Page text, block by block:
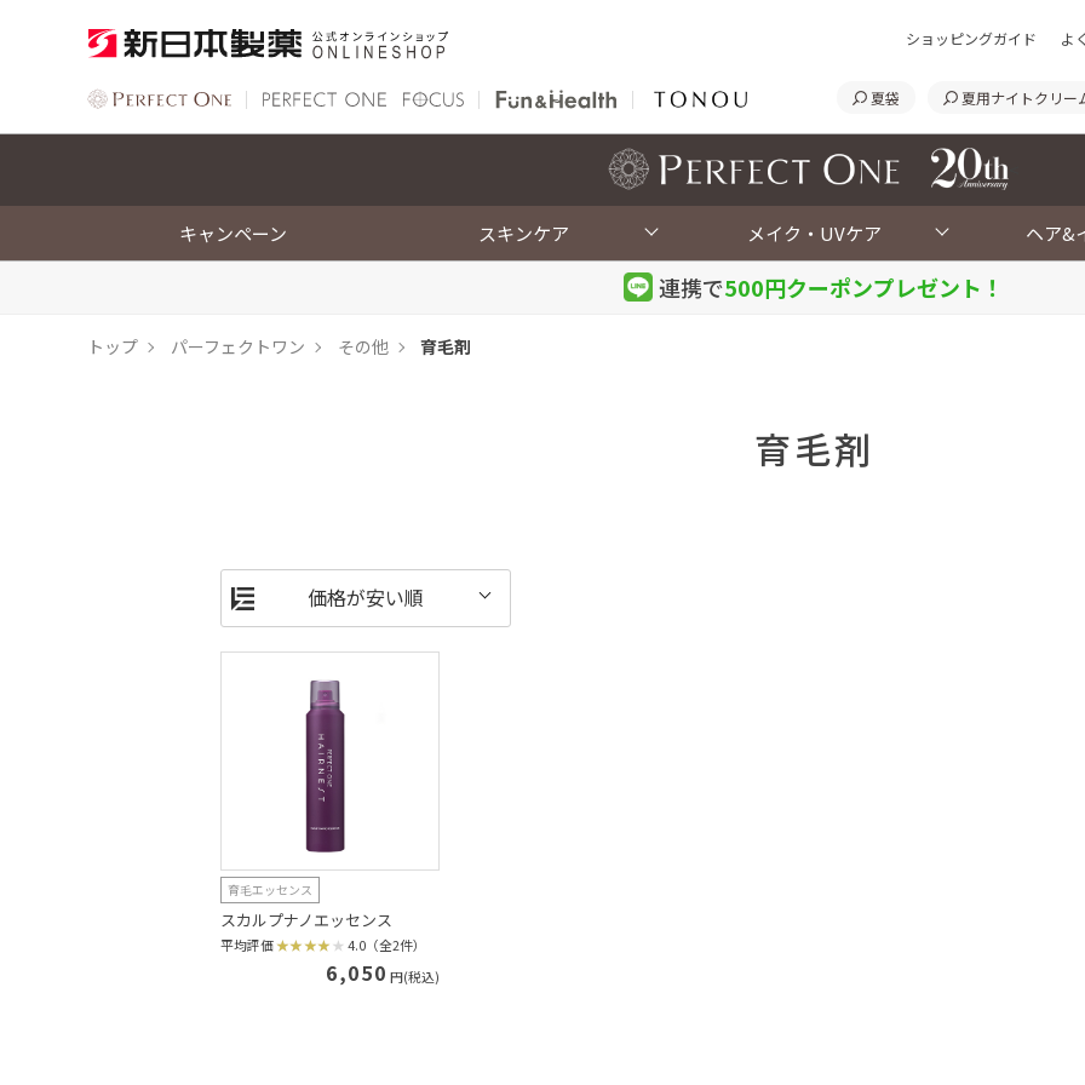
ショッピングガイド よ
夏袋 夏用ナイトクリー
キャンペーン スキンケア メイク・UVケア ヘア&
連携で500円クーポンプレゼント！
トップ パーフェクトワン その他 育毛剤
育毛剤
育毛エッセンス
スカルプナノエッセンス
平均評価 4.0（全2件）
6,050 円(税込)